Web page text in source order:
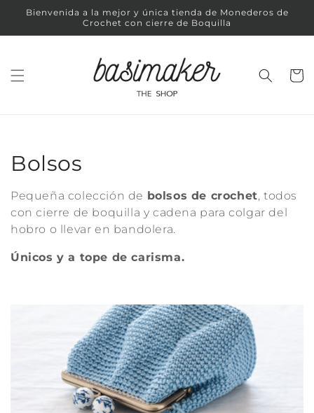
directamente
Bienvenida a la mejor y única tienda de Monederos de
Crochet con cierre de Boquilla
Carrito
C
o
l
e
Bolsos
Pequeña colección de bolsos de crochet, todos
con cierre de boquilla y cadena para colgar del
hobro o llevar en bandolera.
Únicos y a tope de carisma.